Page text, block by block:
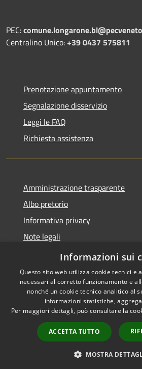
PEC:
Centralino Unico:+39 0437 575811
Prenotazione appuntamento
Segnalazione disservizio
Leggi le FAQ
Richiesta assistenza
Amministrazione trasparente
Albo pretorio
Informativa privacy
Note legali
Dichiarazione di accessibilità
Accessibilità
Informazioni sui
Questo sito web utilizza cookie tecnici e
necessari al corretto funzionamento e
nonché un cookie tecnico analitico al
informazioni statistiche,
Per maggiori dettagli, può consultare la
ACCETTA TUTTO
MOSTRA